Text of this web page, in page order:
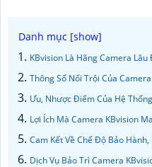
KBvision Là Hãng Camera
Thông Số Nổi Trội Của
Ưu, Nhược Điểm Của Hệ
Lợi Ích Mà Camera KBvision
Cam Kết Về Chế Độ Bảo Hành,
Dịch Vụ Bảo Trì Camera